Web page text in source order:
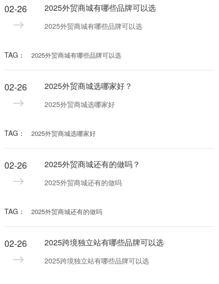
02-26 2025外贸商城有哪些品牌可以选
2025外贸商城有哪些品牌可以选
TAG： 2025外贸商城有哪些品牌可以选
02-26 2025外贸商城选哪家好？
2025外贸商城选哪家好
TAG： 2025外贸商城选哪家好
02-26 2025外贸商城还有的做吗？
2025外贸商城还有的做吗
TAG： 2025外贸商城还有的做吗
02-26 2025跨境独立站有哪些品牌可以选
2025跨境独立站有哪些品牌可以选